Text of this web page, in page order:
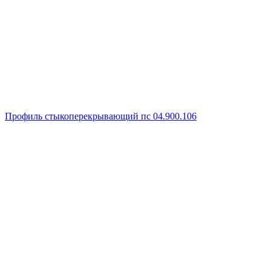
Профиль стыкоперекрывающий пс 04.900.106